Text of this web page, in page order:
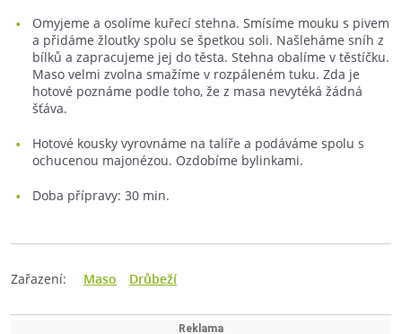
Omyjeme a osolíme kuřecí stehna. Smísíme mouku s pivem
a přidáme žloutky spolu se špetkou soli. Našleháme sníh z
bílků a zapracujeme jej do těsta. Stehna obalíme v těstíčku.
Maso velmi zvolna smažíme v rozpáleném tuku. Zda je
hotové poznáme podle toho, že z masa nevytéká žádná
šťáva.
Hotové kousky vyrovnáme na talíře a podáváme spolu s
ochucenou majonézou. Ozdobíme bylinkami.
Doba přípravy: 30 min.
Zařazení: Maso Drůbeží